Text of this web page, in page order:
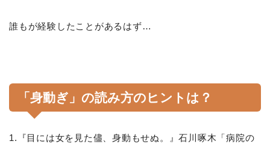
誰もが経験したことがあるはず…
「身動ぎ」の読み方のヒントは？
1.『目には女を見た儘、身動もせぬ。』石川啄木「病院の